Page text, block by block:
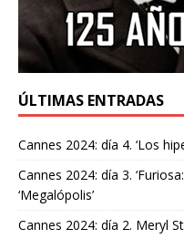
ÚLTIMAS ENTRADAS
Cannes 2024: día 4. ‘Los
Cannes 2024: día 3.
‘Megalópolis’
Cannes 2024: día 2. Meryl